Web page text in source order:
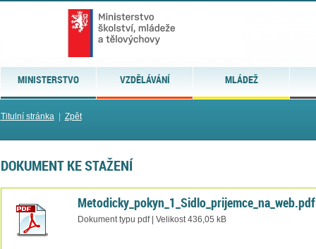
MINISTERSTVO VZDĚLÁVÁNÍ MLÁDEŽ
Titulní stránka| Zpět
DOKUMENT KE STAŽENÍ
Metodicky_pokyn_1_Sidlo_prijemce_na_web.pdf
Dokument typu pdf | Velikost 436,05 kB